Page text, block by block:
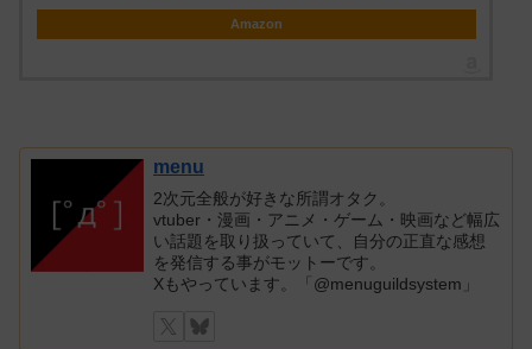
Amazon
menu
2次元全般が好きな所謂オタク。
vtuber・漫画・アニメ・ゲーム・映画など幅広
い話題を取り扱っていて、自分の正直な感想
を発信する事がモットーです。
Xもやっています。「@menuguildsystem」